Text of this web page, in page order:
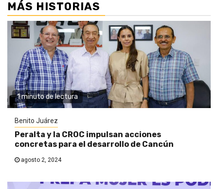
MÁS HISTORIAS
1 minuto de lectura
Benito Juárez
Peralta y la CROC impulsan acciones
concretas para el desarrollo de Cancún
agosto 2, 2024